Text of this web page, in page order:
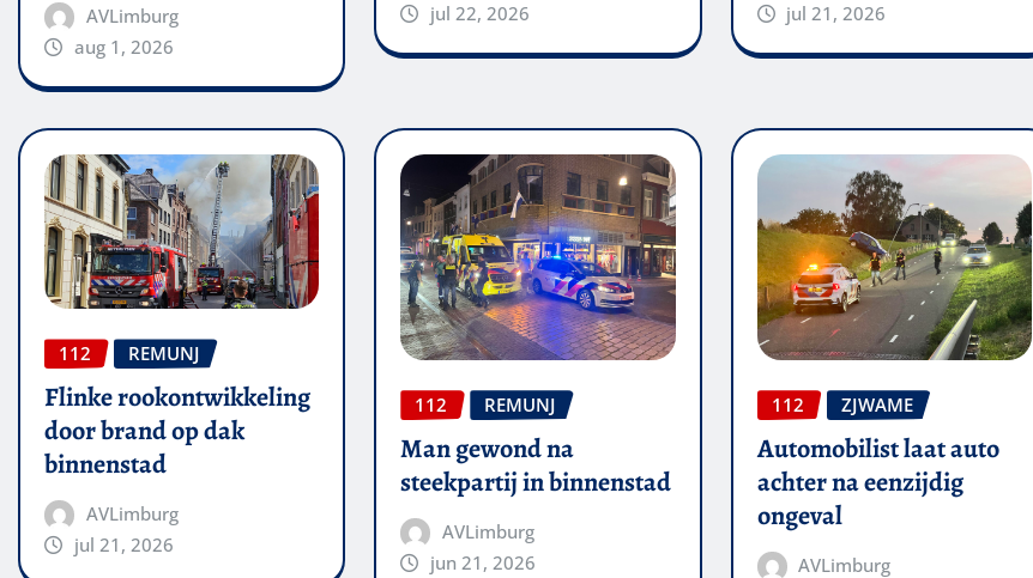
AVLimburg
aug 1, 2026
jul 22, 2026
jul 21, 2026
112 REMUNJ
Flinke rookontwikkeling
door brand op dak
binnenstad
AVLimburg
jul 21, 2026
112 REMUNJ
Man gewond na
steekpartij in binnenstad
AVLimburg
jun 21, 2026
112 ZJWAME
Automobilist laat auto
achter na eenzijdig
ongeval
AVLimburg